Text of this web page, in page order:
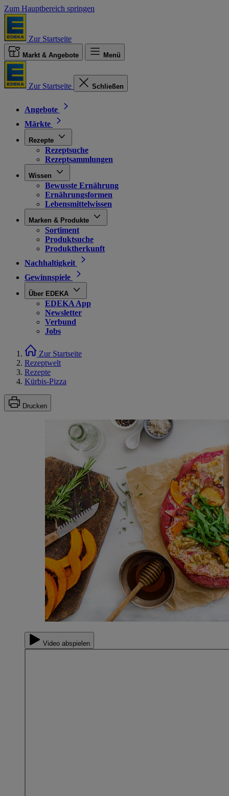
Zum Hauptbereich springen
Zur Startseite
Markt & Angebote Menü
Zur Startseite Schließen
Angebote
Märkte
Rezepte
Rezeptsuche
Rezeptsammlungen
Wissen
Bewusste Ernährung
Ernährungsformen
Lebensmittelwissen
Marken & Produkte
Sortiment
Produktsuche
Produktherkunft
Nachhaltigkeit
Gewinnspiele
Über EDEKA
EDEKA App
Newsletter
Verbund
Jobs
Zur Startseite
Rezeptwelt
Rezepte
Kürbis-Pizza
Drucken
Video abspielen